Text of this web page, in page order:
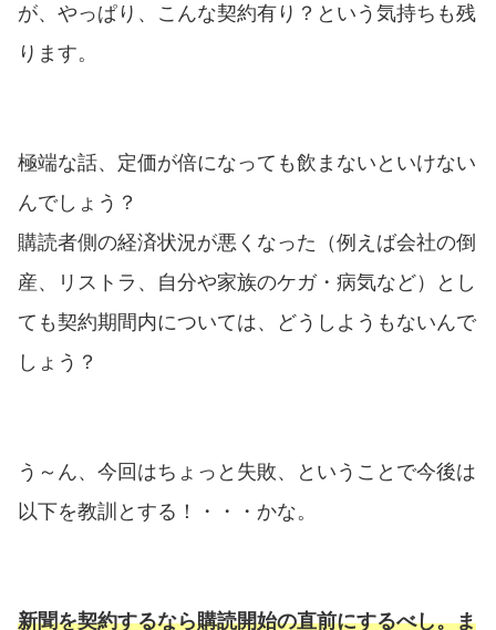
が、やっぱり、こんな契約有り？という気持ちも残
ります。
極端な話、定価が倍になっても飲まないといけない
んでしょう？
購読者側の経済状況が悪くなった（例えば会社の倒
産、リストラ、自分や家族のケガ・病気など）とし
ても契約期間内については、どうしようもないんで
しょう？
う～ん、今回はちょっと失敗、ということで今後は
以下を教訓とする！・・・かな。
新聞を契約するなら購読開始の直前にするべし。ま